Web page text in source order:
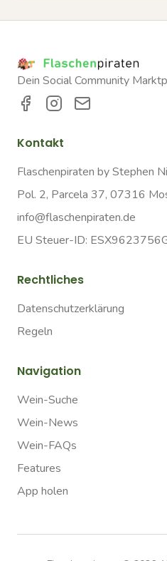
Dein Social Community
Kontakt
Flaschenpiraten by Stephen
Pol. 2, Parcela 37, 07316
info@flaschenpiraten.de
EU Steuer-ID:
Rechtliches
Datenschutzerklärung
Regeln
Navigation
Wein-Suche
Wein-News
Wein-FAQs
Features
App holen